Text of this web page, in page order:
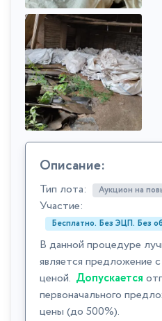
Описание:
Тип лота: Аукцион на
Участие:
Бесплатно. Без ЭЦП. Без
В данной процедуре
является предложение
ценой. Допускается
первоначального
цены (до 500%).